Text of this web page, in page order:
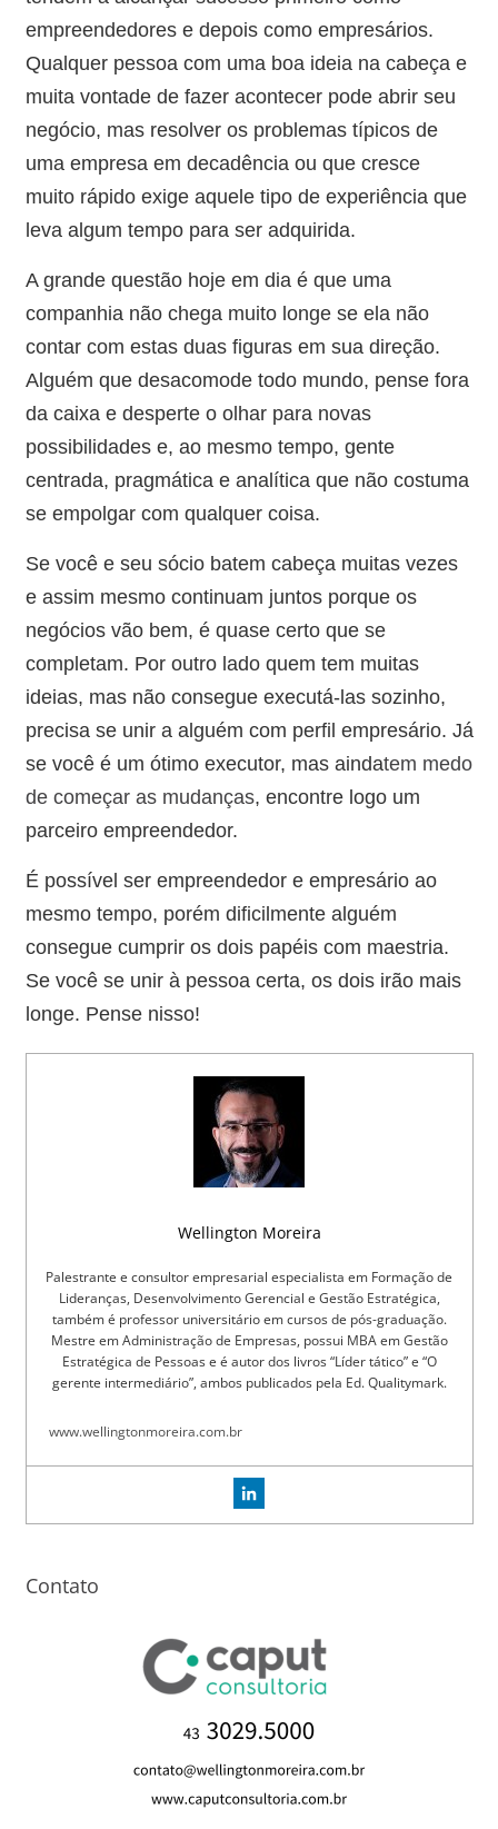
empreendedores e depois como empresários.
Qualquer pessoa com uma boa ideia na cabeça e
muita vontade de fazer acontecer pode abrir seu
negócio, mas resolver os problemas típicos de
uma empresa em decadência ou que cresce
muito rápido exige aquele tipo de experiência que
leva algum tempo para ser adquirida.
A grande questão hoje em dia é que uma
companhia não chega muito longe se ela não
contar com estas duas figuras em sua direção.
Alguém que desacomode todo mundo, pense fora
da caixa e desperte o olhar para novas
possibilidades e, ao mesmo tempo, gente
centrada, pragmática e analítica que não costuma
se empolgar com qualquer coisa.
Se você e seu sócio batem cabeça muitas vezes
e assim mesmo continuam juntos porque os
negócios vão bem, é quase certo que se
completam. Por outro lado quem tem muitas
ideias, mas não consegue executá-las sozinho,
precisa se unir a alguém com perfil empresário. Já
se você é um ótimo executor, mas aindatem medo
de começar as mudanças, encontre logo um
parceiro empreendedor.
É possível ser empreendedor e empresário ao
mesmo tempo, porém dificilmente alguém
consegue cumprir os dois papéis com maestria.
Se você se unir à pessoa certa, os dois irão mais
longe. Pense nisso!
Wellington Moreira
Palestrante e consultor empresarial especialista em Formação de
Lideranças, Desenvolvimento Gerencial e Gestão Estratégica,
também é professor universitário em cursos de pós-graduação.
Mestre em Administração de Empresas, possui MBA em Gestão
Estratégica de Pessoas e é autor dos livros “Líder tático” e “O
gerente intermediário”, ambos publicados pela Ed. Qualitymark.
www.wellingtonmoreira.com.br
Contato